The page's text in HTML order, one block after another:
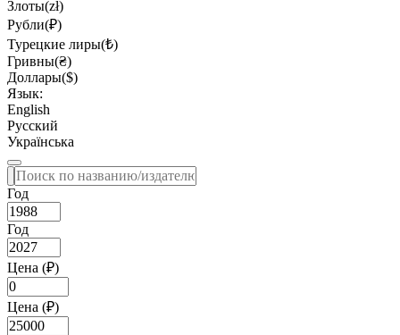
Злоты(zł)
Рубли(₽)
Турецкие лиры(₺)
Гривны(₴)
Доллары($)
Язык:
English
Русский
Українська
Год
Год
Цена (₽)
Цена (₽)